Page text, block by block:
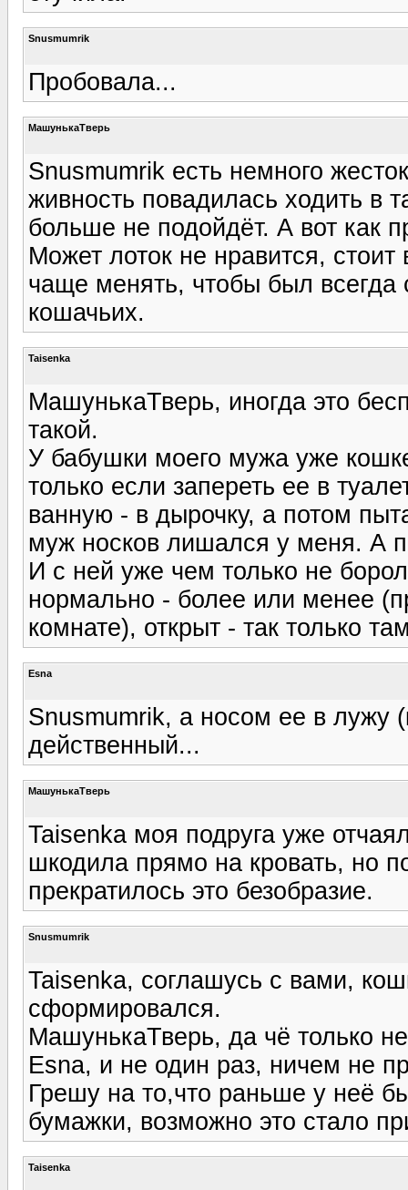
Snusmumrik
Пробовала...
МашунькаТверь
Snusmumrik есть немного
живность повадилась ходить в
больше не подойдёт. А вот как
Может лоток не нравится,
чаще менять, чтобы был всегда
кошачьих.
Taisenka
МашунькаТверь, иногда это
такой.
У бабушки моего мужа уже
только если запереть ее в
ванную - в дырочку, а потом
муж носков лишался у меня. А
И с ней уже чем только не
нормально - более или менее
комнате), открыт - так только
Esna
Snusmumrik, а носом ее в лужу
действенный...
МашунькаТверь
Taisenka моя подруга уже
шкодила прямо на кровать, но
прекратилось это безобразие.
Snusmumrik
Taisenka, соглашусь с вами,
сформировался.
МашунькаТверь, да чё только
Esna, и не один раз, ничем не
Грешу на то,что раньше у неё
бумажки, возможно это стало
Taisenka